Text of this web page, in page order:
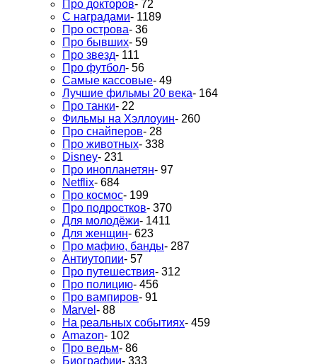
Про докторов- 72
С наградами- 1189
Про острова- 36
Про бывших- 59
Про звезд- 111
Про футбол- 56
Самые кассовые- 49
Лучшие фильмы 20 века- 164
Про танки- 22
Фильмы на Хэллоуин- 260
Про снайперов- 28
Про животных- 338
Disney- 231
Про инопланетян- 97
Netflix- 684
Про космос- 199
Про подростков- 370
Для молодёжи- 1411
Для женщин- 623
Про мафию, банды- 287
Антиутопии- 57
Про путешествия- 312
Про полицию- 456
Про вампиров- 91
Marvel - 88
На реальных событиях- 459
Amazon- 102
Про ведьм- 86
Биографии- 333